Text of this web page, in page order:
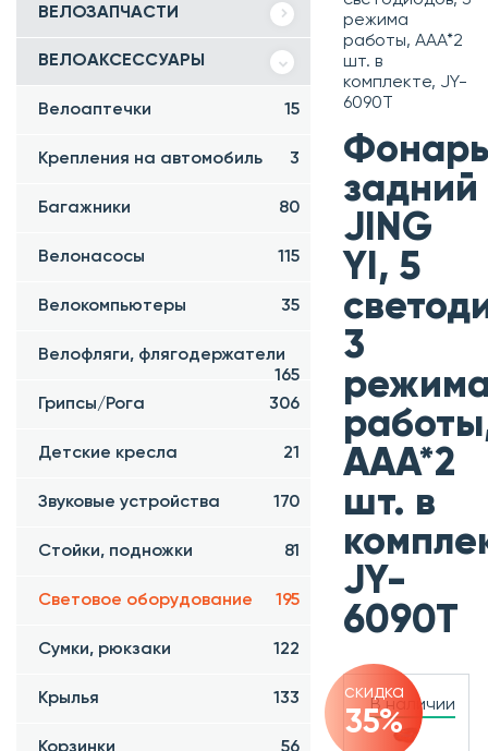
ВЕЛОЗАПЧАСТИ
ВЕЛОАКСЕССУАРЫ
Велоаптечки 15
Крепления на автомобиль 3
Багажники 80
Велонасосы 115
Велокомпьютеры 35
Велофляги, флягодержатели
165
Грипсы/Рога
306
Детские кресла 21
Звуковые устройства 170
Стойки, подножки 81
Световое оборудование 195
Сумки, рюкзаки 122
Крылья 133
режима
работы, AAA*2
шт. в
комплекте, JY-
6090T
Фонарь
задний
JING
YI, 5
3
AAA*2
шт. в
JY-
6090T
В наличии
скидка
35%